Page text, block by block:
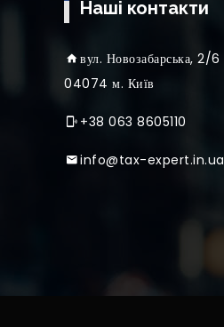
Наші контакти
вул. Новозабарська, 2/6
04074 м. Київ
+38 063 8605110
info@tax-expert.in.ua